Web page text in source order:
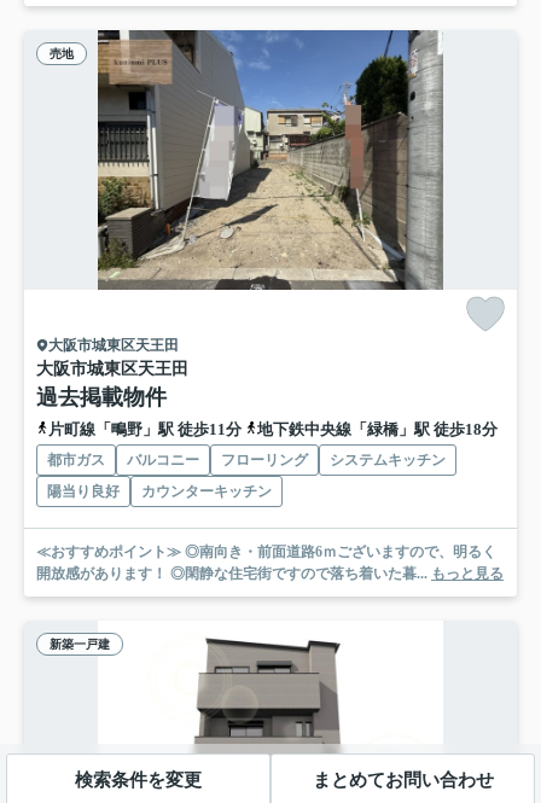
売地
大阪市城東区天王田
大阪市城東区天王田
過去掲載物件
片町線「鴫野」駅 徒歩11分 地下鉄中央線「緑橋」駅 徒歩18分
都市ガス バルコニー フローリング
システムキッチン
陽当り良好
カウンターキッチン
≪おすすめポイント≫ ◎南向き・前面道路6ｍございますので、明るく
開放感があります！ ◎閑静な住宅街ですので落ち着いた暮... もっと見る
新築一戸建
検索条件を変更 まとめてお問い合わせ